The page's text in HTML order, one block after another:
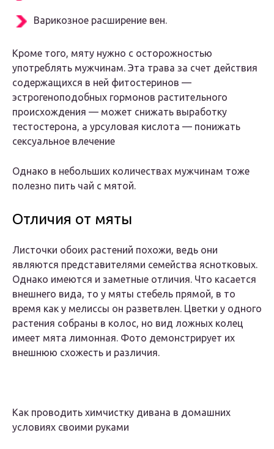
Варикозное расширение вен.
Кроме того, мяту нужно с осторожностью
употреблять мужчинам. Эта трава за счет действия
содержащихся в ней фитостеринов —
эстрогеноподобных гормонов растительного
происхождения — может снижать выработку
тестостерона, а урсуловая кислота — понижать
сексуальное влечение
Однако в небольших количествах мужчинам тоже
полезно пить чай с мятой.
Отличия от мяты
Листочки обоих растений похожи, ведь они
являются представителями семейства яснотковых.
Однако имеются и заметные отличия. Что касается
внешнего вида, то у мяты стебель прямой, в то
время как у мелиссы он разветвлен. Цветки у одного
растения собраны в колос, но вид ложных колец
имеет мята лимонная. Фото демонстрирует их
внешнюю схожесть и различия.
Как проводить химчистку дивана в домашних
условиях своими руками